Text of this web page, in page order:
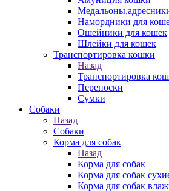
Намордники для
Ошейники для кошек
Шлейки для кошек
Транспортировка кошки
Назад
Транспортировка
Переноски
Сумки
Собаки
Назад
Собаки
Корма для собак
Назад
Корма для собак
Корма для собак
Корма для собак